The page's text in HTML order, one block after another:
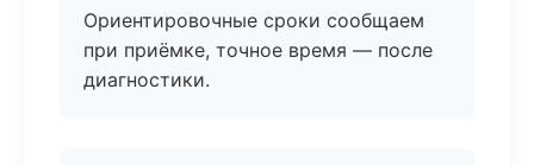
Ориентировочные сроки сообщаем
при приёмке, точное время — после
диагностики.